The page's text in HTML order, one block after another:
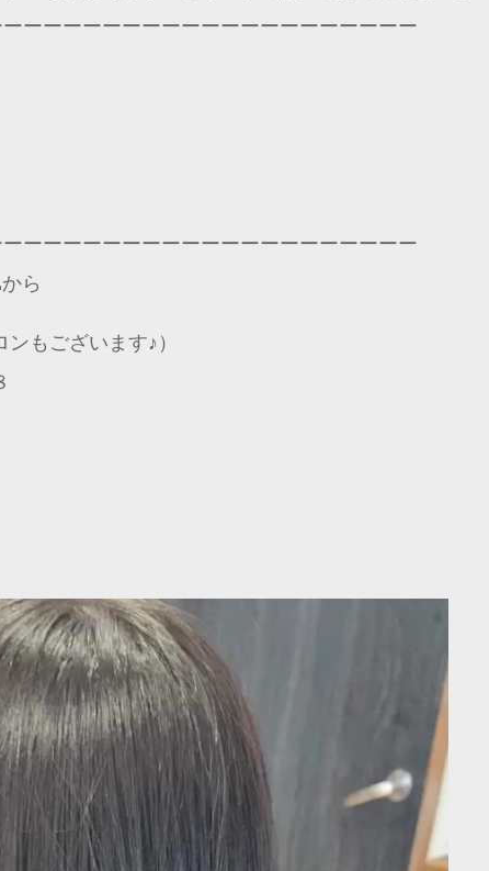
ーーーーーーーーーーーーーーーーーーーー
ーーーーーーーーーーーーーーーーーーーー
ら
もございます♪）